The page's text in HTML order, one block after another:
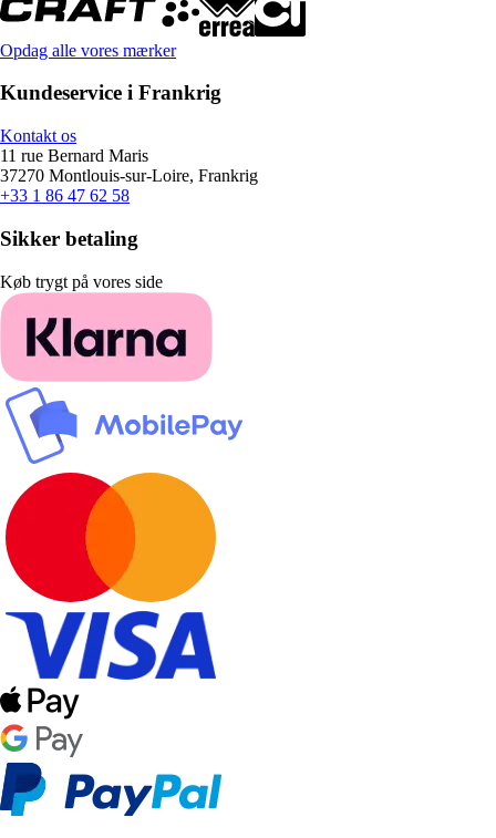
Opdag alle vores mærker
Kundeservice i Frankrig
Kontakt os
11 rue Bernard Maris
37270 Montlouis-sur-Loire, Frankrig
+33 1 86 47 62 58
Sikker betaling
Køb trygt på vores side